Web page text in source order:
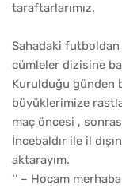
taraftarlarımız.
Sahadaki
cümleler dizisine
Kurulduğu günden
büyüklerimize
maç öncesi ,
İncebaldır ile il
aktarayım.
‘’ – Hocam